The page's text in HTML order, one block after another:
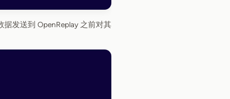
发送到 OpenReplay 之前对其